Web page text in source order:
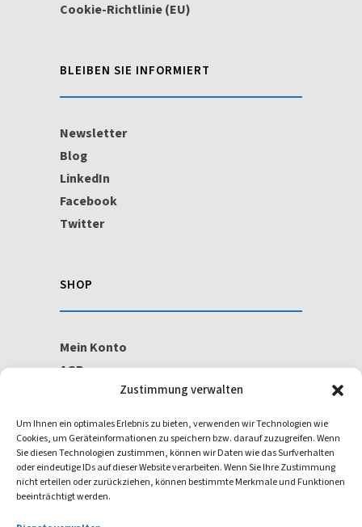
Zustimmung verwalten
Um Ihnen ein optimales Erlebnis zu bieten, verwenden wir Technologien wie
Cookies, um Geräteinformationen zu speichern bzw. darauf zuzugreifen. Wenn
Sie diesen Technologien zustimmen, können wir Daten wie das Surfverhalten
oder eindeutige IDs auf dieser Website verarbeiten. Wenn Sie Ihre Zustimmung
nicht erteilen oder zurückziehen, können bestimmte Merkmale und Funktionen
beeinträchtigt werden.
Cookie-Richtlinie (EU)
BLEIBEN SIE INFORMIERT
Newsletter
Blog
LinkedIn
Facebook
Twitter
SHOP
Mein Konto
AGB
Widerrufsbelehrung
ISO/IEC 27001